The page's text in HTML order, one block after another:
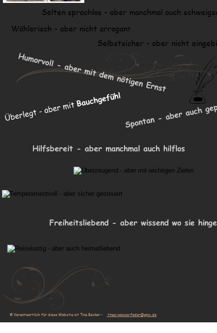
© Verantwortlich für diese Website ist Tina Becker - tinas-weisse-feder@gmx.de
Selten sprachlos - aber manchmal auch
Wählerisch - aber nicht arrogant
Selbstsicher - aber nicht
Hilfsbereit - aber manchmal auch hilflos
Freiheitsliebend - aber wissend wo sie